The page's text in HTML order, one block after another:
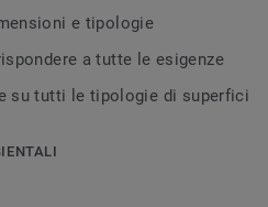
muoversi. I profili di
il pavimento deve essere
movimento del legno e
posto delle soglie.
e tipologie
a tutte le esigenze
su tutti le tipologie di superfici